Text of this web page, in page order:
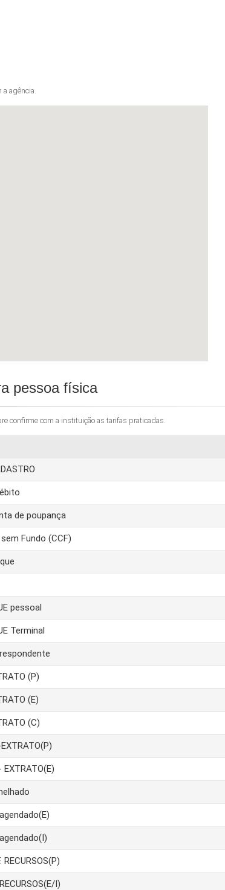
a agência.
pessoa física
confirme com a instituição as tarifas praticadas.
de poupança
Fundo (CCF)
pessoal
Terminal
(P)
(E)
(C)
I)